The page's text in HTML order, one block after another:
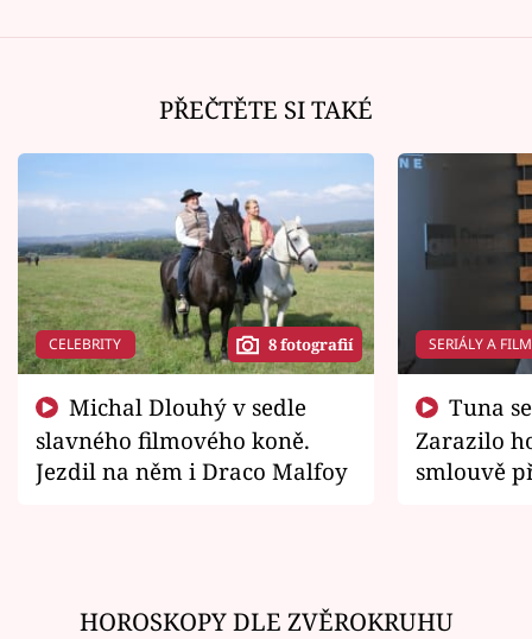
PŘEČTĚTE SI TAKÉ
CELEBRITY 8 fotografií
slavného filmového koně.
Jezdil na něm i Draco Malfoy
SERIÁLY A
Zarazilo
smlouvě
HOROSKOPY DLE ZVĚROKRUHU